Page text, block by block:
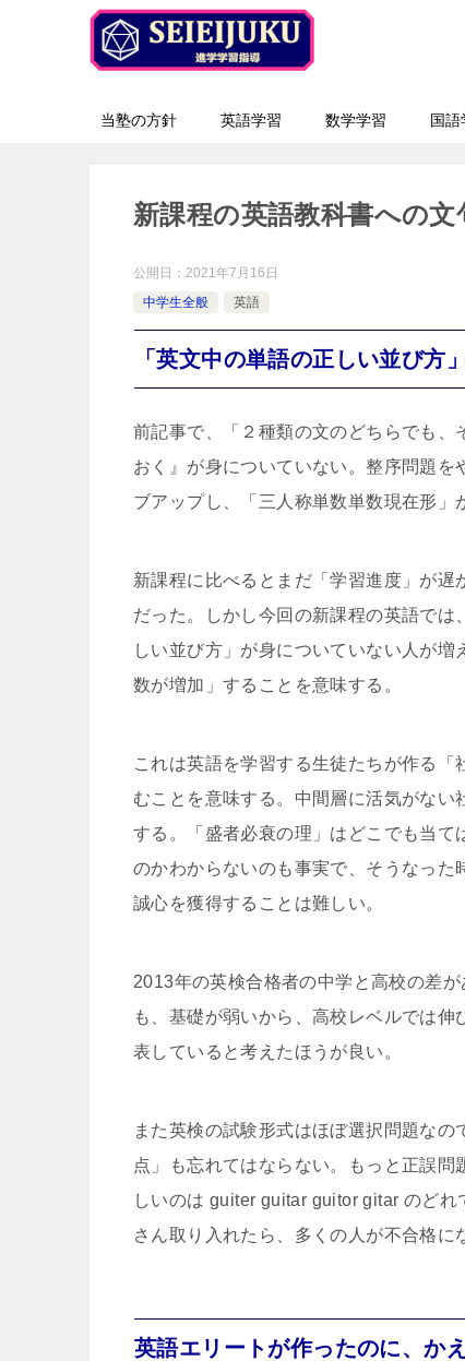
当塾の方針 英語学習 数学学習 国語
新課程の英語教科書への文
公開日： 2021年7月16日
中学生全般
英語
「英文中の単語の正しい並び方
前記事で、「２種類の文のどちらでも、
おく』が身についていない。整序問題
ブアップし、「三人称単数単数現在形
新課程に比べるとまだ「学習進度」が
だった。しかし今回の新課程の英語で
しい並び方」が身についていない人が
数が増加」することを意味する。
これは英語を学習する生徒たちが作る
むことを意味する。中間層に活気がな
する。「盛者必衰の理」はどこでも当て
のかわからないのも事実で、そうなった
誠心を獲得することは難しい。
2013年の英検合格者の中学と高校の差
も、基礎が弱いから、高校レベルでは
表していると考えたほうが良い。
また英検の試験形式はほぼ選択問題な
点」も忘れてはならない。もっと正誤
しいのは guiter guitar guitor gitar のどれ
さん取り入れたら、多くの人が不合格に
英語エリートが作ったのに、か